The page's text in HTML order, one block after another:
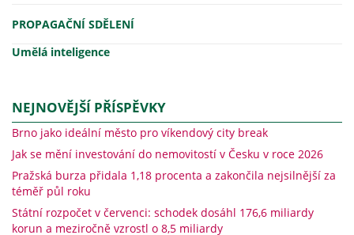
PROPAGAČNÍ SDĚLENÍ
Umělá inteligence
NEJNOVĚJŠÍ PŘÍSPĚVKY
Brno jako ideální město pro víkendový city break
Jak se mění investování do nemovitostí v Česku v roce 2026
Pražská burza přidala 1,18 procenta a zakončila nejsilnější za
téměř půl roku
Státní rozpočet v červenci: schodek dosáhl 176,6 miliardy
korun a meziročně vzrostl o 8,5 miliardy